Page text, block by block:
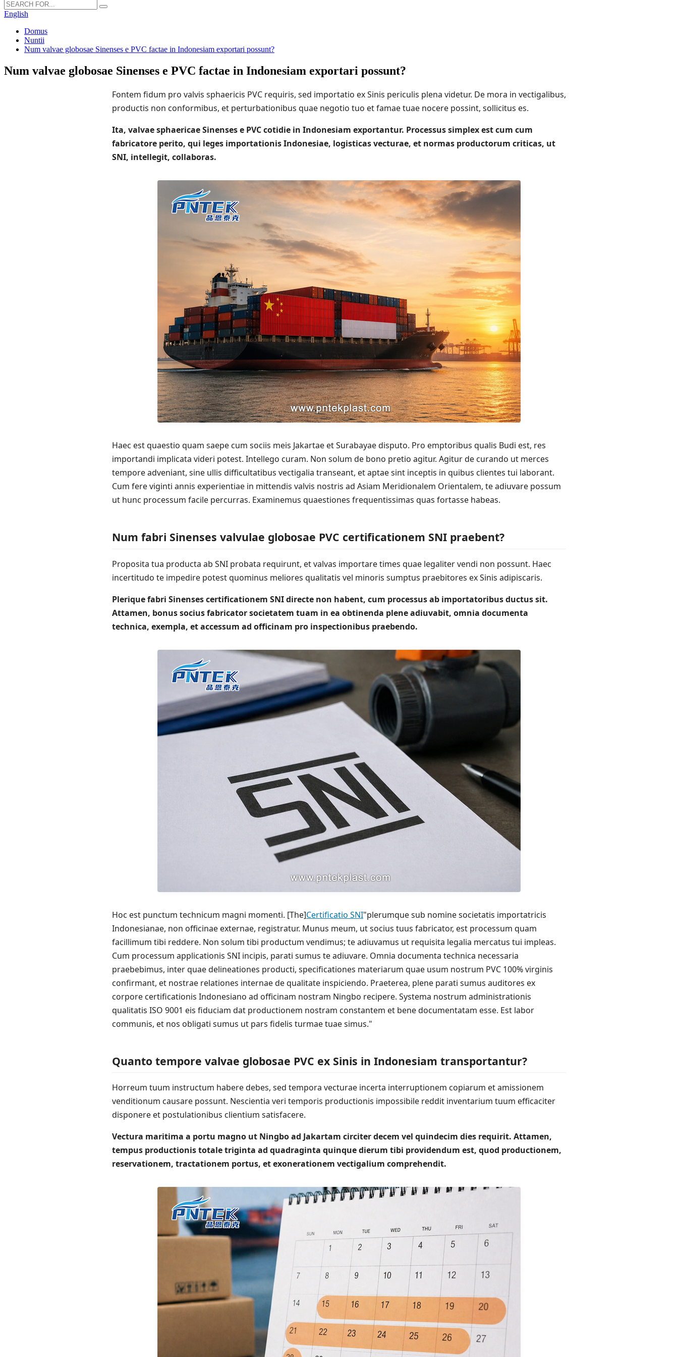
English
Domus
Nuntii
Num valvae globosae Sinenses e PVC factae in Indonesiam exportari possunt?
Num valvae globosae Sinenses e PVC factae in Indonesiam exportari possunt?
Fontem fidum pro valvis sphaericis PVC requiris, sed importatio ex Sinis periculis plena videtur. De mora in vectigalibus,
productis non conformibus, et perturbationibus quae negotio tuo et famae tuae nocere possint, sollicitus es.
Ita, valvae sphaericae Sinenses e PVC cotidie in Indonesiam exportantur. Processus simplex est cum cum
fabricatore perito, qui leges importationis Indonesiae, logisticas vecturae, et normas productorum criticas, ut
SNI, intellegit, collaboras.
Haec est quaestio quam saepe cum sociis meis Jakartae et Surabayae disputo. Pro emptoribus qualis Budi est, res
importandi implicata videri potest. Intellego curam. Non solum de bono pretio agitur. Agitur de curando ut merces
tempore adveniant, sine ullis difficultatibus vectigalia transeant, et aptae sint inceptis in quibus clientes tui laborant.
Cum fere viginti annis experientiae in mittendis valvis nostris ad Asiam Meridionalem Orientalem, te adiuvare possum
ut hunc processum facile percurras. Examinemus quaestiones frequentissimas quas fortasse habeas.
Num fabri Sinenses valvulae globosae PVC certificationem SNI praebent?
Proposita tua producta ab SNI probata requirunt, et valvas importare times quae legaliter vendi non possunt. Haec
incertitudo te impedire potest quominus meliores qualitatis vel minoris sumptus praebitores ex Sinis adipiscaris.
Plerique fabri Sinenses certificationem SNI directe non habent, cum processus ab importatoribus ductus sit.
Attamen, bonus socius fabricator societatem tuam in ea obtinenda plene adiuvabit, omnia documenta
technica, exempla, et accessum ad officinam pro inspectionibus praebendo.
Hoc est punctum technicum magni momenti. [The]Certificatio SNI"plerumque sub nomine societatis importatricis
Indonesianae, non officinae externae, registratur. Munus meum, ut socius tuus fabricator, est processum quam
facillimum tibi reddere. Non solum tibi productum vendimus; te adiuvamus ut requisita legalia mercatus tui impleas.
Cum processum applicationis SNI incipis, parati sumus te adiuvare. Omnia documenta technica necessaria
praebebimus, inter quae delineationes producti, specificationes materiarum quae usum nostrum PVC 100% virginis
confirmant, et nostrae relationes internae de qualitate inspiciendo. Praeterea, plene parati sumus auditores ex
corpore certificationis Indonesiano ad officinam nostram Ningbo recipere. Systema nostrum administrationis
qualitatis ISO 9001 eis fiduciam dat productionem nostram constantem et bene documentatam esse. Est labor
communis, et nos obligati sumus ut pars fidelis turmae tuae simus."
Quanto tempore valvae globosae PVC ex Sinis in Indonesiam transportantur?
Horreum tuum instructum habere debes, sed tempora vecturae incerta interruptionem copiarum et amissionem
venditionum causare possunt. Nescientia veri temporis productionis impossibile reddit inventarium tuum efficaciter
disponere et postulationibus clientium satisfacere.
Vectura maritima a portu magno ut Ningbo ad Jakartam circiter decem vel quindecim dies requirit. Attamen,
tempus productionis totale triginta ad quadraginta quinque dierum tibi providendum est, quod productionem,
reservationem, tractationem portus, et exonerationem vectigalium comprehendit.